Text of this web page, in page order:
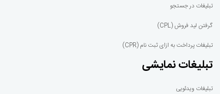
تبلیغات در جستجو
گرفتن لید فروش (CPL)
تبلیغات پرداخت به ازای ثبت نام (CPR)
تبلیغات نمایشی
تبلیغات ویدئویی